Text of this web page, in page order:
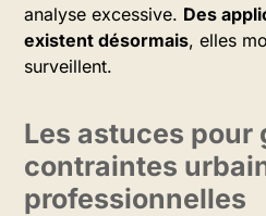
analyse excessive. Des
existent désormais, elles
surveillent.
Les astuces pour
contraintes
professionnelles